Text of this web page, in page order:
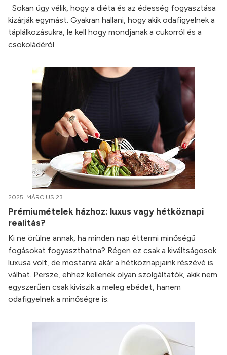
Sokan úgy vélik, hogy a diéta és az édesség fogyasztása
kizárják egymást. Gyakran hallani, hogy akik odafigyelnek a
táplálkozásukra, le kell hogy mondjanak a cukorról és a
csokoládéról.
2025. MÁRCIUS 23.
Prémiumételek házhoz: luxus vagy hétköznapi
realitás?
Ki ne örülne annak, ha minden nap éttermi minőségű
fogásokat fogyaszthatna? Régen ez csak a kiváltságosok
luxusa volt, de mostanra akár a hétköznapjaink részévé is
válhat. Persze, ehhez kellenek olyan szolgáltatók, akik nem
egyszerűen csak kiviszik a meleg ebédet, hanem
odafigyelnek a minőségre is.